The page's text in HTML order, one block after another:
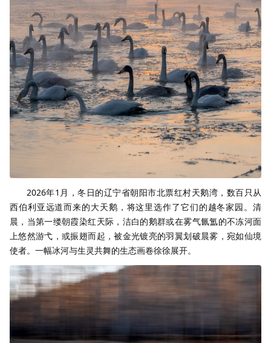
2026年1月，冬日的辽宁省朝阳市北票红村天鹅湾，数百只从
西伯利亚远道而来的大天鹅，将这里选作了它们的越冬家园。清
晨，当第一缕朝霞染红天际，洁白的鹅群或在雾气氤氲的不冻河面
上悠然游弋，或振翅而起，被金光镀亮的羽翼划破晨雾，宛如仙境
使者。一幅冰河与生灵共舞的生态画卷徐徐展开。